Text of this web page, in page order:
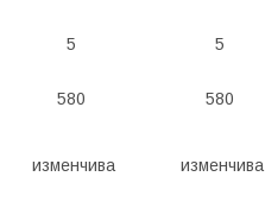
5 5
580 580
изменчива изменчива